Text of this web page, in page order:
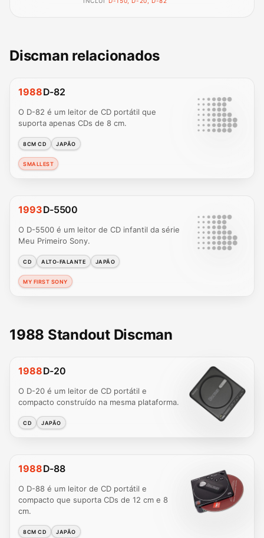
Discman relacionados
1988D-82
O D-82 é um leitor de CD portátil que
suporta apenas CDs de 8 cm.
8CM CD JAPÃO
SMALLEST
1993D-5500
O D-5500 é um leitor de CD infantil da série
Meu Primeiro Sony.
CD ALTO-FALANTE JAPÃO
MY FIRST SONY
1988 Standout Discman
1988D-20
O D-20 é um leitor de CD portátil e
compacto construído na mesma plataforma.
CD JAPÃO
1988D-88
O D-88 é um leitor de CD portátil e
compacto que suporta CDs de 12 cm e 8
cm.
8CM CD JAPÃO